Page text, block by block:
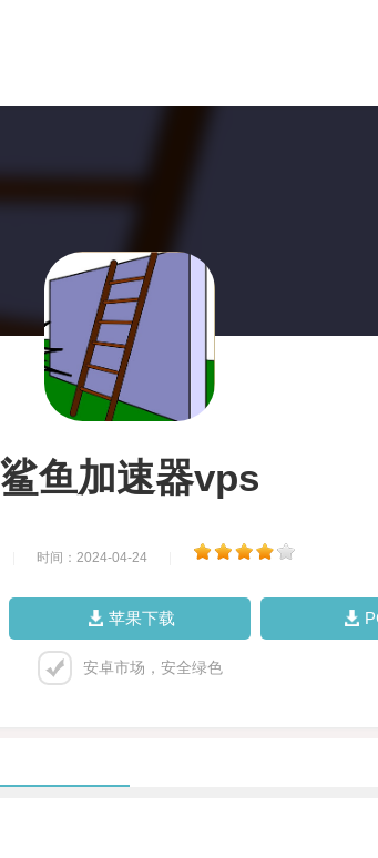
鲨鱼加速器vps
时间：2024-04-24
苹果下载
安卓市场，安全绿色